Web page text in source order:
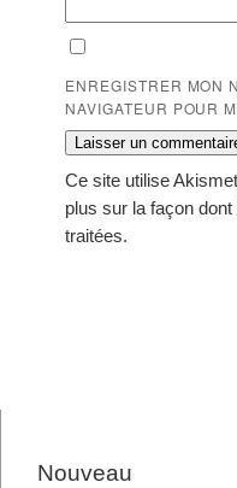
ENREGISTRER MON
NAVIGATEUR POUR
Ce site utilise
plus sur la façon
traitées.
Nouveau